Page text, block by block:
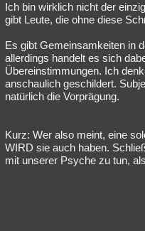
weitere Rubriken
Astronomie Helpdesk
Musik Clash
Besucht Teilgenommen
Lesenswert Schlüsselwörter
Ich bin wirklich nicht der
gibt Leute, die ohne diese
Es gibt Gemeinsamkeiten in
allerdings handelt es sich
Übereinstimmungen. Ich
anschaulich geschildert.
natürlich die Vorprägung.
Kurz: Wer also meint, eine
WIRD sie auch haben.
mit unserer Psyche zu tun,